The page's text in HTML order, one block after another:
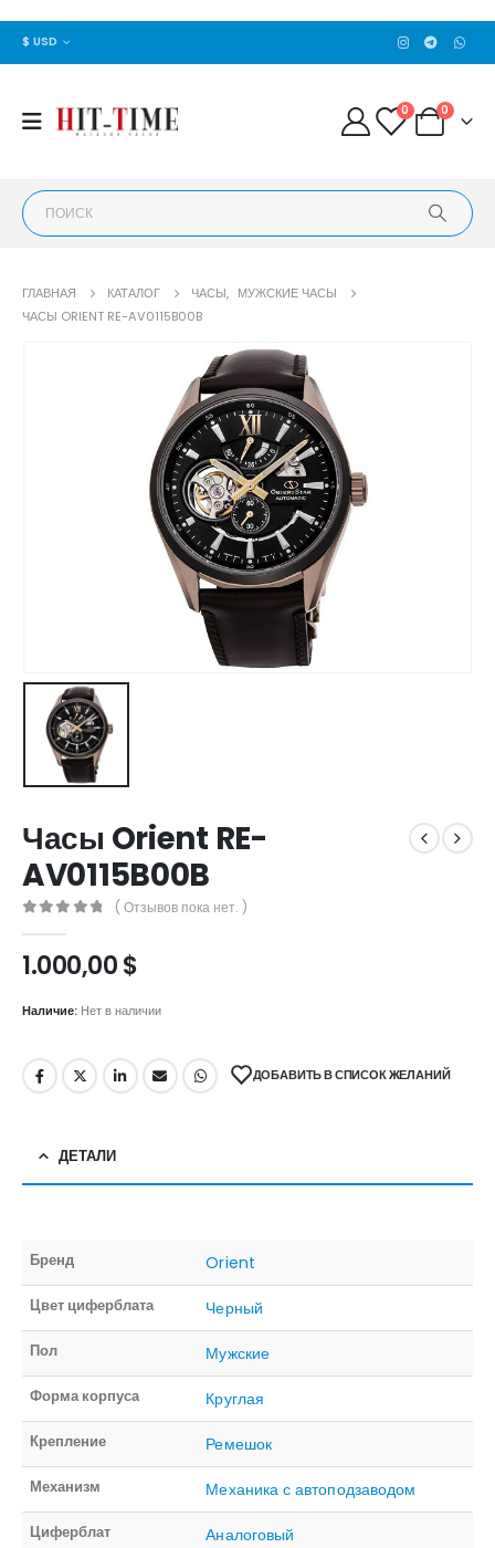
$ USD
0 0
ГЛАВНАЯ КАТАЛОГ ЧАСЫ, МУЖСКИЕ ЧАСЫ
ЧАСЫ ORIENT RE-AV0115B00B
Часы Orient RE-
AV0115B00B
( Отзывов пока нет. )
1.000,00$
Наличие: Нет в наличии
ДОБАВИТЬ В СПИСОК ЖЕЛАНИЙ
ДЕТАЛИ
Бренд Orient
Цвет циферблата Черный
Пол Мужские
Форма корпуса Круглая
Крепление Ремешок
Механизм Механика с автоподзаводом
Циферблат Аналоговый